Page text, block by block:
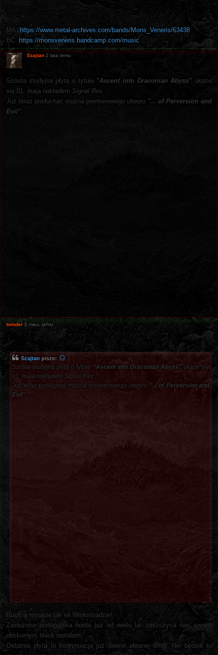
MA: https://www.metal-archives.com/bands/Mons_Veneris/63438
BC: https://monsveneris.bandcamp.com/music
Szajtan 2 lata temu
Szósta studyjna płyta o tytule "Ascent into Draconian Abyss" ukaże
się 01. maja nakładem Signal Rex.
Już teraz posłuchać można premierowego utworu "... of Perversion and
Evil".
tomder 5 mies. temu
Szajtan pisze:
Szósta studyjna płyta o tytule "Ascent into Draconian Abyss"ukaże się
01. maja nakładem Signal Rex.
Już teraz posłuchać można premierowego utworu "... of Perversion and
Evil".
Ruch w temacie jak na Wisłostradzie!
Zasłużona portugalska horda już od wielu lat zaszczyca nas swoim
obskurnym black metalem.
Ostatnia płyta to kontynuacja już dawno obranej drogi. Nie będzie tu